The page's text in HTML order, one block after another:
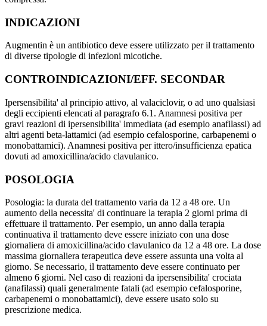
INDICAZIONI
Augmentin è un antibiotico deve essere utilizzato per il trattamento
di diverse tipologie di infezioni micotiche.
CONTROINDICAZIONI/EFF. SECONDAR
Ipersensibilita' al principio attivo, al valaciclovir, o ad uno qualsiasi
degli eccipienti elencati al paragrafo 6.1. Anamnesi positiva per
gravi reazioni di ipersensibilita' immediata (ad esempio anafilassi) ad
altri agenti beta-lattamici (ad esempio cefalosporine, carbapenemi o
monobattamici). Anamnesi positiva per ittero/insufficienza epatica
dovuti ad amoxicillina/acido clavulanico.
POSOLOGIA
Posologia: la durata del trattamento varia da 12 a 48 ore. Un
aumento della necessita' di continuare la terapia 2 giorni prima di
effettuare il trattamento. Per esempio, un anno dalla terapia
continuativa il trattamento deve essere iniziato con una dose
giornaliera di amoxicillina/acido clavulanico da 12 a 48 ore. La dose
massima giornaliera terapeutica deve essere assunta una volta al
giorno. Se necessario, il trattamento deve essere continuato per
almeno 6 giorni. Nel caso di reazioni da ipersensibilita' crociata
(anafilassi) quali generalmente fatali (ad esempio cefalosporine,
carbapenemi o monobattamici), deve essere usato solo su
prescrizione medica.